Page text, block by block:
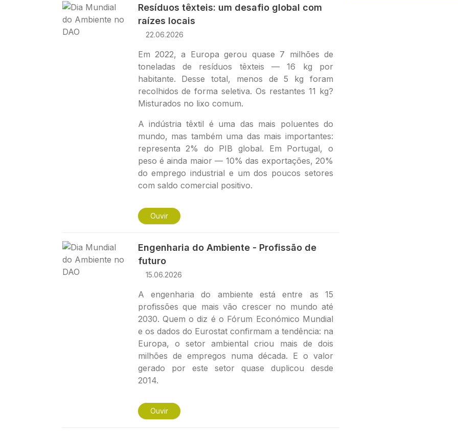
Imagem
Resíduos têxteis: um desafio global com
raízes locais
22.06.2026
Em 2022, a Europa gerou quase 7 milhões de
toneladas de resíduos têxteis — 16 kg por
habitante. Desse total, menos de 5 kg foram
recolhidos de forma seletiva. Os restantes 11 kg?
Misturados no lixo comum.
A indústria têxtil é uma das mais poluentes do
mundo, mas também uma das mais importantes:
representa 2% do PIB global. Em Portugal, o
peso é ainda maior — 10% das exportações, 20%
do emprego industrial e um dos poucos setores
com saldo comercial positivo.
Ouvir
Imagem
Engenharia do Ambiente - Profissão de
futuro
15.06.2026
A engenharia do ambiente está entre as 15
profissões que mais vão crescer no mundo até
2030. Quem o diz é o Fórum Económico Mundial
e os dados do Eurostat confirmam a tendência: na
Europa, o setor ambiental criou mais de dois
milhões de empregos numa década. E o valor
gerado por este setor quase duplicou desde
2014.
Ouvir